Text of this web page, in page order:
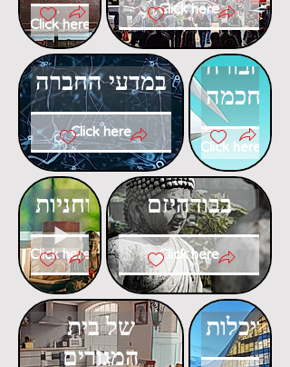
Click here
Click here
דוקטורט
במדעי החברה
Click here
דוקטורט
בתחבורה
חכמה
Click here
דוקטורט
ברוחניות
Click here
דוקטורט
בבודהיזם
Click here
דוקטורט
בפסיכולוגיה
של בית
המגורים
דוקטורט